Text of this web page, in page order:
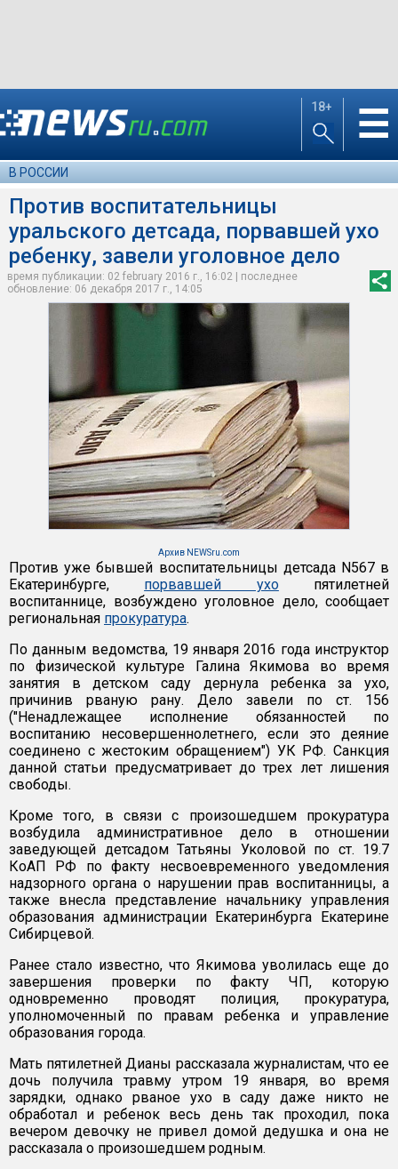
18+ ☰
В РОССИИ
Против воспитательницы
уральского детсада, порвавшей ухо
ребенку, завели уголовное дело
время публикации: 02 february 2016 г., 16:02 | последнее
обновление: 06 декабря 2017 г., 14:05
Архив NEWSru.com
Против уже бывшей воспитательницы детсада N567 в
Екатеринбурге, порвавшей ухопятилетней
воспитаннице, возбуждено уголовное дело, сообщает
региональная прокуратура.
По данным ведомства, 19 января 2016 года инструктор
по физической культуре Галина Якимова во время
занятия в детском саду дернула ребенка за ухо,
причинив рваную рану. Дело завели по ст. 156
("Ненадлежащее исполнение обязанностей по
воспитанию несовершеннолетнего, если это деяние
соединено с жестоким обращением") УК РФ. Санкция
данной статьи предусматривает до трех лет лишения
свободы.
Кроме того, в связи с произошедшем прокуратура
возбудила административное дело в отношении
заведующей детсадом Татьяны Уколовой по ст. 19.7
КоАП РФ по факту несвоевременного уведомления
надзорного органа о нарушении прав воспитанницы, а
также внесла представление начальнику управления
образования администрации Екатеринбурга Екатерине
Сибирцевой.
Ранее стало известно, что Якимова уволилась еще до
завершения проверки по факту ЧП, которую
одновременно проводят полиция, прокуратура,
уполномоченный по правам ребенка и управление
образования города.
Мать пятилетней Дианы рассказала журналистам, что ее
дочь получила травму утром 19 января, во время
зарядки, однако рваное ухо в саду даже никто не
обработал и ребенок весь день так проходил, пока
вечером девочку не привел домой дедушка и она не
рассказала о произошедшем родным.